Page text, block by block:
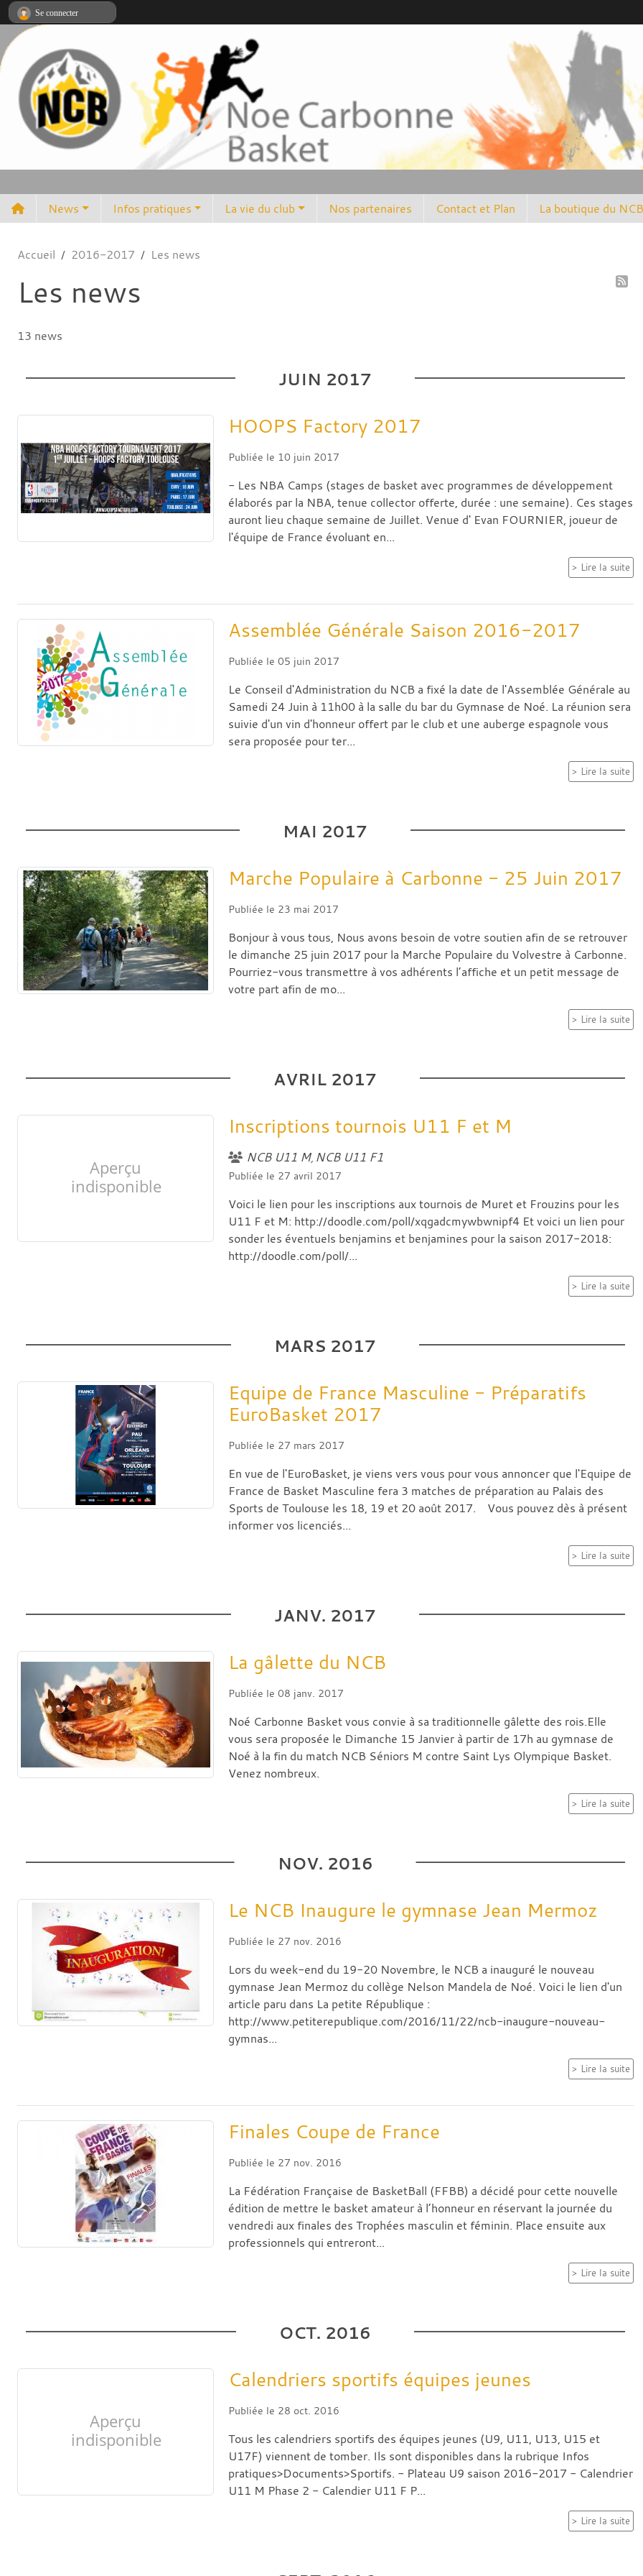
News Infos pratiques La vie du club Nos partenaires Contact et Plan La boutique du NCB
Accueil 2016-2017 Les news
Les news
13 news
JUIN 2017
HOOPS Factory 2017
Publiée le 10 juin 2017
- Les NBA Camps (stages de basket avec programmes de développement
élaborés par la NBA, tenue collector offerte, durée : une semaine). Ces stages
auront lieu chaque semaine de Juillet. Venue d' Evan FOURNIER, joueur de
l'équipe de France évoluant en...
Lire la suite
Assemblée Générale Saison 2016-2017
Publiée le05 juin 2017
Le Conseil d'Administration du NCB a fixé la date de l'Assemblée Générale au
Samedi 24 Juin à 11h00 à la salle du bar du Gymnase de Noé. La réunion sera
suivie d'un vin d'honneur offert par le club et une auberge espagnole vous
sera proposée pour ter...
Lire la suite
MAI 2017
Marche Populaire à Carbonne - 25 Juin 2017
Publiée le 23 mai 2017
Bonjour à vous tous, Nous avons besoin de votre soutien afin de se retrouver
le dimanche 25 juin 2017 pour la Marche Populaire du Volvestre à Carbonne.
Pourriez-vous transmettre à vos adhérents l’affiche et un petit message de
votre part afin de mo...
Lire la suite
AVRIL 2017
Inscriptions tournois U11 F et M
NCB U11 M NCB U11 F1
Publiée le 27 avril 2017
Voici le lien pour les inscriptions aux tournois de Muret et Frouzins pour les
U11 F et M: http://doodle.com/poll/xqgadcmywbwnipf4 Et voici un lien pour
sonder les éventuels benjamins et benjamines pour la saison 2017-2018:
http://doodle.com/poll/...
Lire la suite
MARS 2017
Equipe de France Masculine - Préparatifs
EuroBasket 2017
Publiée le 27 mars 2017
En vue de l'EuroBasket, je viens vers vous pour vous annoncer que l'Equipe de
France de Basket Masculine fera 3 matches de préparation au Palais des
Sports de Toulouse les 18, 19 et 20 août 2017. Vous pouvez dès à présent
informer vos licenciés...
Lire la suite
JANV. 2017
La gâlette du NCB
Publiée le08 janv. 2017
Noé Carbonne Basket vous convie à sa traditionnelle gâlette des rois.Elle
vous sera proposée le Dimanche 15 Janvier à partir de 17h au gymnase de
Noé à la fin du match NCB Séniors M contre Saint Lys Olympique Basket.
Venez nombreux.
Lire la suite
NOV. 2016
Le NCB Inaugure le gymnase Jean Mermoz
Publiée le 27 nov. 2016
Lors du week-end du 19-20 Novembre, le NCB a inauguré le nouveau
gymnase Jean Mermoz du collège Nelson Mandela de Noé. Voici le lien d'un
article paru dans La petite République :
http://www.petiterepublique.com/2016/11/22/ncb-inaugure-nouveau-
gymnas...
Lire la suite
Finales Coupe de France
Publiée le 27 nov. 2016
La Fédération Française de BasketBall (FFBB) a décidé pour cette nouvelle
édition de mettre le basket amateur à l’honneur en réservant la journée du
vendredi aux finales des Trophées masculin et féminin. Place ensuite aux
professionnels qui entreront...
Lire la suite
OCT. 2016
Calendriers sportifs équipes jeunes
Publiée le 28 oct. 2016
Tous les calendriers sportifs des équipes jeunes (U9, U11, U13, U15 et
U17F) viennent de tomber. Ils sont disponibles dans la rubrique Infos
pratiques>Documents>Sportifs. - Plateau U9 saison 2016-2017 - Calendrier
U11 M Phase 2 - Calendier U11 F P...
Lire la suite
Se connecter
Panneau de gestion des cookies